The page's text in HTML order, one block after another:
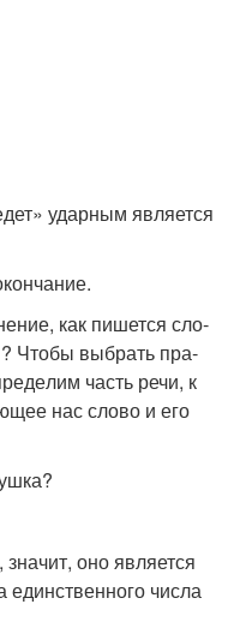
удар­ным явля­ет­ся
как пишет­ся сло­
? Чтобы выбрать пра­
часть речи, к
нас сло­во и его
оно явля­ет­ся
един­ствен­но­го чис­ла